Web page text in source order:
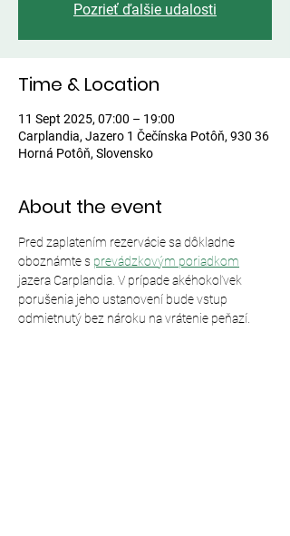
Pozrieť ďalšie udalosti
Time & Location
11 Sept 2025, 07:00 – 19:00
Carplandia, Jazero 1 Čečínska Potôň, 930 36
Horná Potôň, Slovensko
About the event
Pred zaplatením rezervácie sa dôkladne
oboznámte s prevádzkovým poriadkom
jazera Carplandia. V prípade akéhokoľvek
porušenia jeho ustanovení bude vstup
odmietnutý bez nároku na vrátenie peňazí.